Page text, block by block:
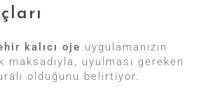
kalıcı oje uygulamanızın
maksadıyla, uyulması gereken
olduğunu belirtiyor.